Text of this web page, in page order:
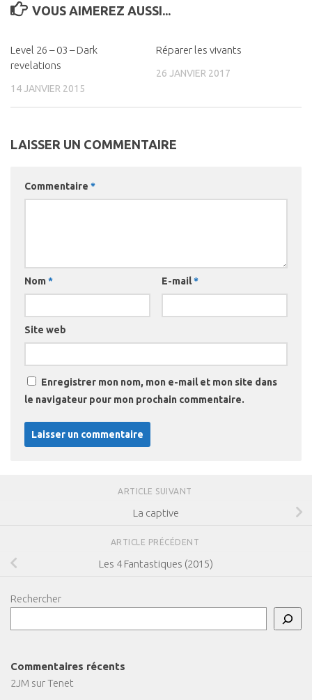
VOUS AIMEREZ AUSSI...
Level 26 – 03 – Dark
revelations
14 JANVIER 2015
Réparer les vivants
26 JANVIER 2017
LAISSER UN COMMENTAIRE
Commentaire *
Nom * E-mail*
Site web
Enregistrer mon nom, mon e-mail et mon site dans
le navigateur pour mon prochain commentaire.
ARTICLE SUIVANT
La captive
ARTICLE PRÉCÉDENT
Les 4 Fantastiques (2015)
Rechercher
Commentaires récents
2JM surTenet